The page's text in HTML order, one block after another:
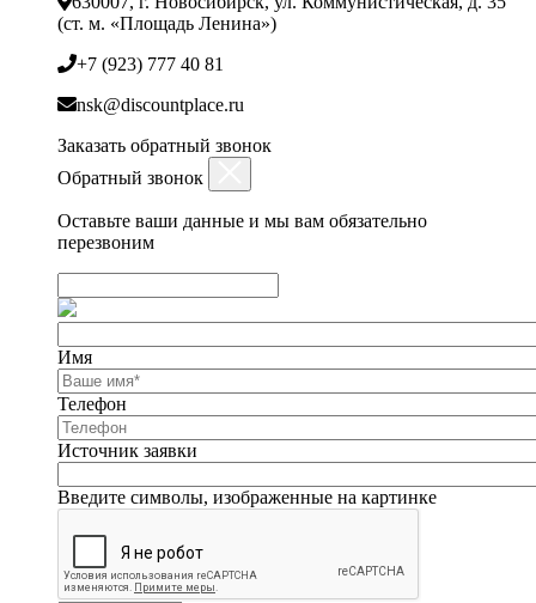
(ст. м. «Площадь Ленина»)
+7 (923) 777 40 81
nsk@discountplace.ru
Заказать обратный звонок
Обратный звонок
Оставьте ваши данные и мы вам обязательно
перезвоним
Имя
Телефон
Источник заявки
Введите символы, изображенные на картинке